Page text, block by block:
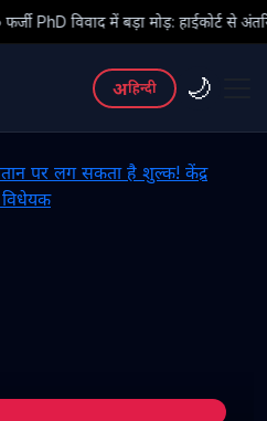
हाईकोर्ट से अंतरिम राहत के बाद 3
अहिन्दी 🌙